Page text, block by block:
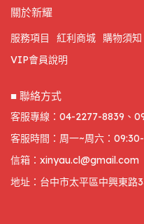
關於新耀
服務項目 紅利商城 購物須知
VIP會員說明
■ 聯絡方式
客服專線：04-2277-8839、
客服時間：周一~周六：
信箱：xinyau.cl@gmail.com
地址：台中市太平區中興東路